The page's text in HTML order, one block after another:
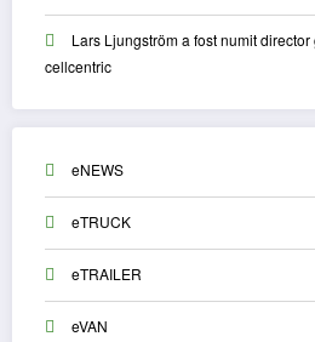
Lars Ljungström a fost numit
cellcentric
eNEWS
eTRUCK
eTRAILER
eVAN